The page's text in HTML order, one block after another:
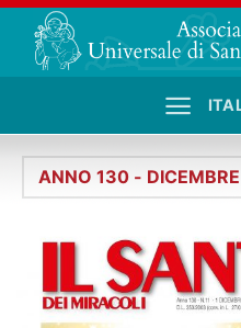
Salta
contenuti
ANNO 130 -